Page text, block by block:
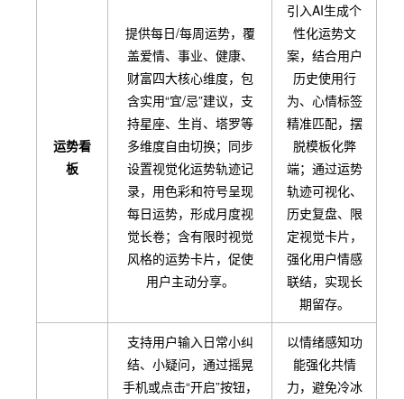
运势看
板
提供每日/每周运势，覆
盖爱情、事业、健康、
财富四大核心维度，包
含实用“宜/忌”建议，支
持星座、生肖、塔罗等
多维度自由切换；同步
设置视觉化运势轨迹记
录，用色彩和符号呈现
每日运势，形成月度视
觉长卷；含有限时视觉
风格的运势卡片，促使
用户主动分享。
引入AI生成个
性化运势文
案，结合用户
历史使用行
为、心情标签
精准匹配，摆
脱模板化弊
端；通过运势
轨迹可视化、
历史复盘、限
定视觉卡片，
强化用户情感
联结，实现长
期留存。
支持用户输入日常小纠
结、小疑问，通过摇晃
手机或点击“开启”按钮，
以情绪感知功
能强化共情
力，避免冷冰